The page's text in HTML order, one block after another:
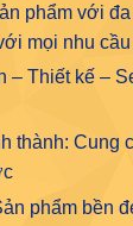
phẩm với
mọi nhu
– Thiết kế –
thành: Cung
phẩm bền